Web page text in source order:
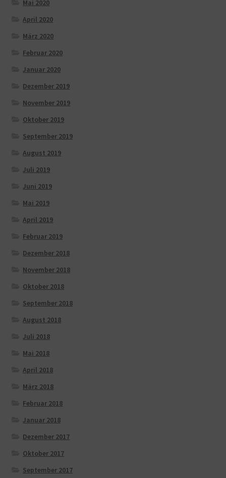
Mai 2020
April 2020
März 2020
Februar 2020
Januar 2020
Dezember 2019
November 2019
Oktober 2019
September 2019
August 2019
Juli 2019
Juni 2019
Mai 2019
April 2019
Februar 2019
Dezember 2018
November 2018
Oktober 2018
September 2018
August 2018
Juli 2018
Mai 2018
April 2018
März 2018
Februar 2018
Januar 2018
Dezember 2017
Oktober 2017
September 2017